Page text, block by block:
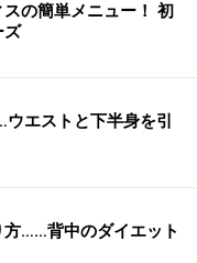
の簡単メニュー！ 初
ズ
エストと下半身を引
……背中のダイエット